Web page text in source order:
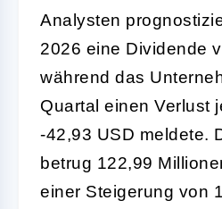
Analysten
2026 eine Dividende
während das
Quartal einen Verlust
-42,93 USD meldete.
betrug 122,99
einer Steigerung von